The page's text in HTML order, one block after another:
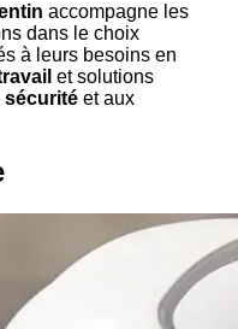
accompagne les
dans le choix
à leurs besoins en
et solutions
sécurité et aux